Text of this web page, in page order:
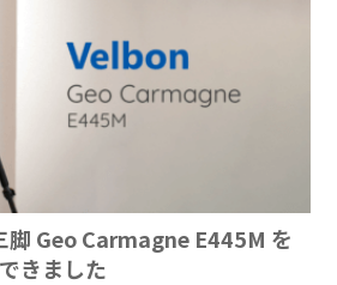
脚 Geo Carmagne E445M を
きました